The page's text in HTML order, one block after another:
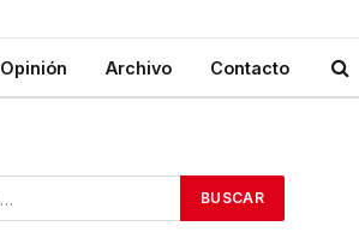
Opinión Archivo Contacto